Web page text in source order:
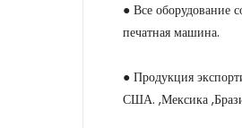
● Все оборудование
печатная машина.
● Продукция
США. ,Мексика